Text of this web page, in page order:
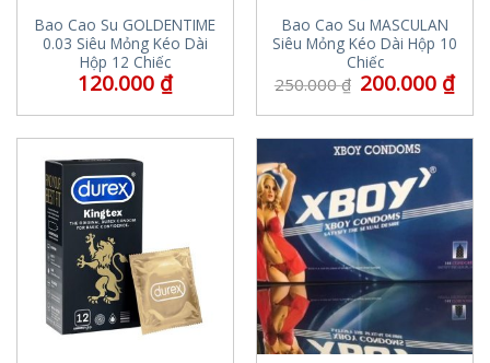
Bao Cao Su GOLDENTIME
0.03 Siêu Mỏng Kéo Dài
Hộp 12 Chiếc
120.000 ₫
Bao Cao Su MASCULAN
Siêu Mỏng Kéo Dài Hộp 10
Chiếc
250.000₫ 200.000 ₫